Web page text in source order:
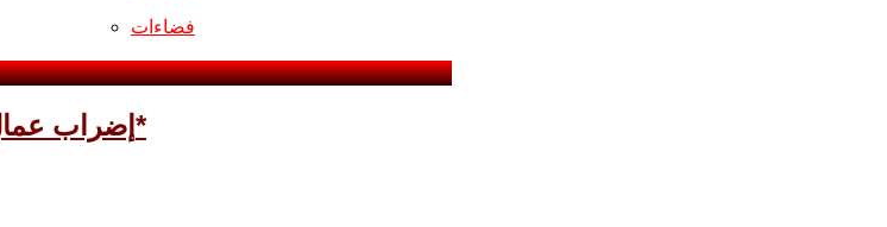
فضاءات
إضراب عمال شركة الزيوت 1968 استلهام لدروس نضال الحركة العمالية*